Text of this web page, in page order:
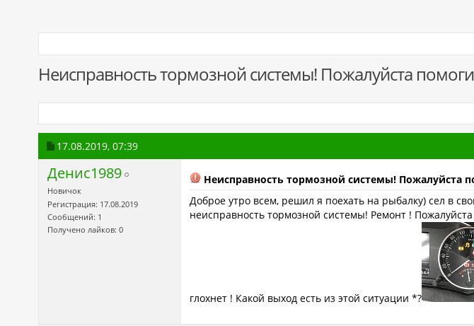
Неисправность тормозной системы! Пожалуйста
17.08.2019, 07:39
Денис1989
Новичок
Регистрация: 17.08.2019
Сообщений: 1
Получено лайков: 0
Неисправность тормозной системы! Пожалуйста
Доброе утро всем, решил я поехать на рыбалку) сел в
неисправность тормозной системы! Ремонт !
глохнет ! Какой выход есть из этой ситуации *?